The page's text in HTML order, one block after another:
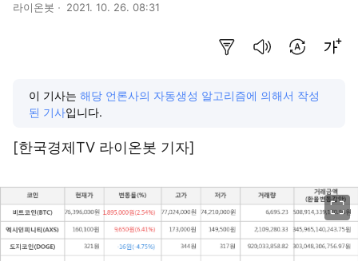
라이온봇 2021. 10. 26. 08:31
이 기사는 해당 언론사의 자동생성 알고리즘에 의해서 작성
된 기사입니다.
[한국경제TV 라이온봇 기자]